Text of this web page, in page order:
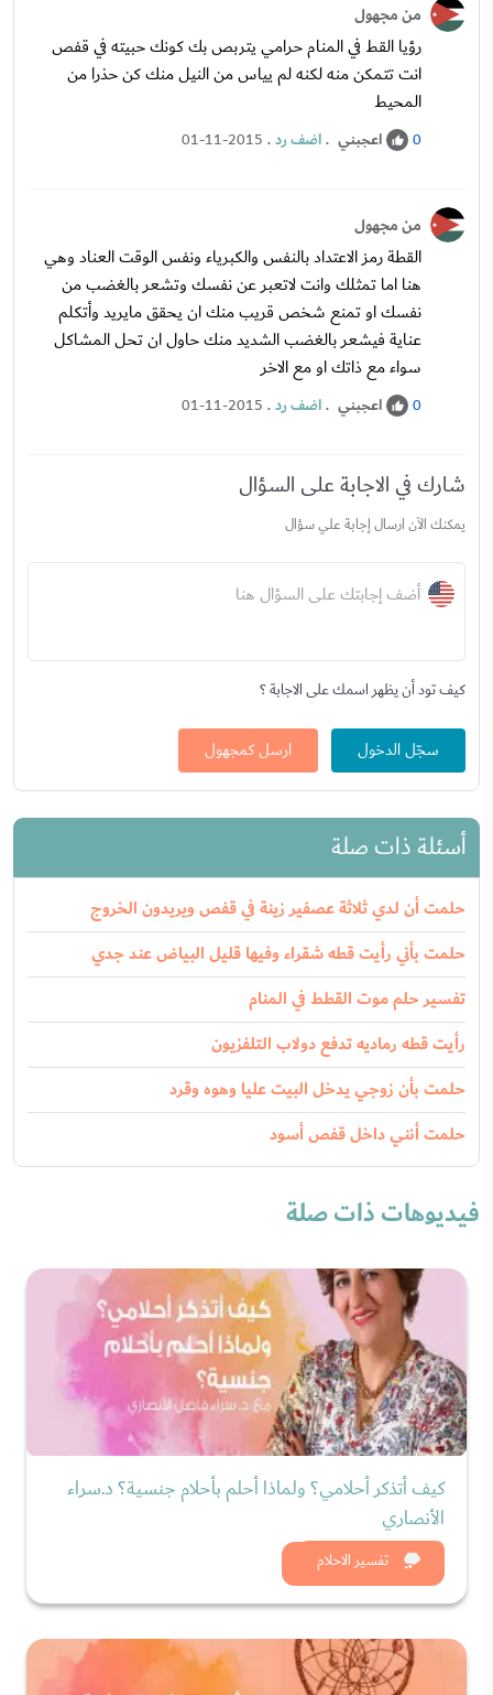
من مجهول
رؤيا القط في المنام حرامي يتربص بك كونك حبيته في قفص
انت تتمكن منه لكنه لم يياس من النيل منك كن حذرا من
المحيط
0 اعجبني .اضف رد.
01-11-2015
من مجهول
القطة رمز الاعتداد بالنفس والكبرياء ونفس الوقت العناد وهي
هنا اما تمثلك وانت لاتعبر عن نفسك وتشعر بالغضب من
نفسك او تمنع شخص قريب منك ان يحقق مايريد وأتكلم
عناية فيشعر بالغضب الشديد منك حاول ان تحل المشاكل
سواء مع ذاتك او مع الاخر
0 اعجبني .اضف رد.
01-11-2015
شارك في الاجابة على السؤال
يمكنك الآن ارسال إجابة علي سؤال
أضف إجابتك على السؤال هنا
كيف تود أن يظهر اسمك على الاجابة ؟
سجّل الدخول ارسل كمجهول
أسئلة ذات صلة
حلمت أن لدي ثلاثة عصفير زينة في قفص ويريدون الخروج
حلمت بأني رأيت قطه شقراء وفيها قليل البياض عند جدي
تفسير حلم موت القطط في المنام
رأيت قطه رماديه تدفع دولاب التلفزيون
حلمت بأن زوجي يدخل البيت عليا وهوه وقرد
حلمت أنني داخل قفص أسود
فيديوهات ذات صلة
تفسير الاحلام
كيف أتذكر أحلامي؟ ولماذا أحلم بأحلام جنسية؟ د.سراء
الأنصاري
شاهد الان